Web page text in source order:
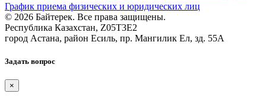
График приема физических и юридических лиц
© 2026 Байтерек. Все права защищены.
Республика Казахстан, Z05T3E2
город Астана, район Есиль, пр. Мангилик Ел, зд. 55А
Задать вопрос
×